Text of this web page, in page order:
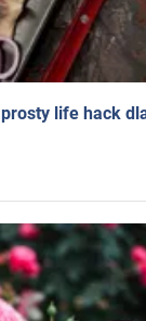
life hack